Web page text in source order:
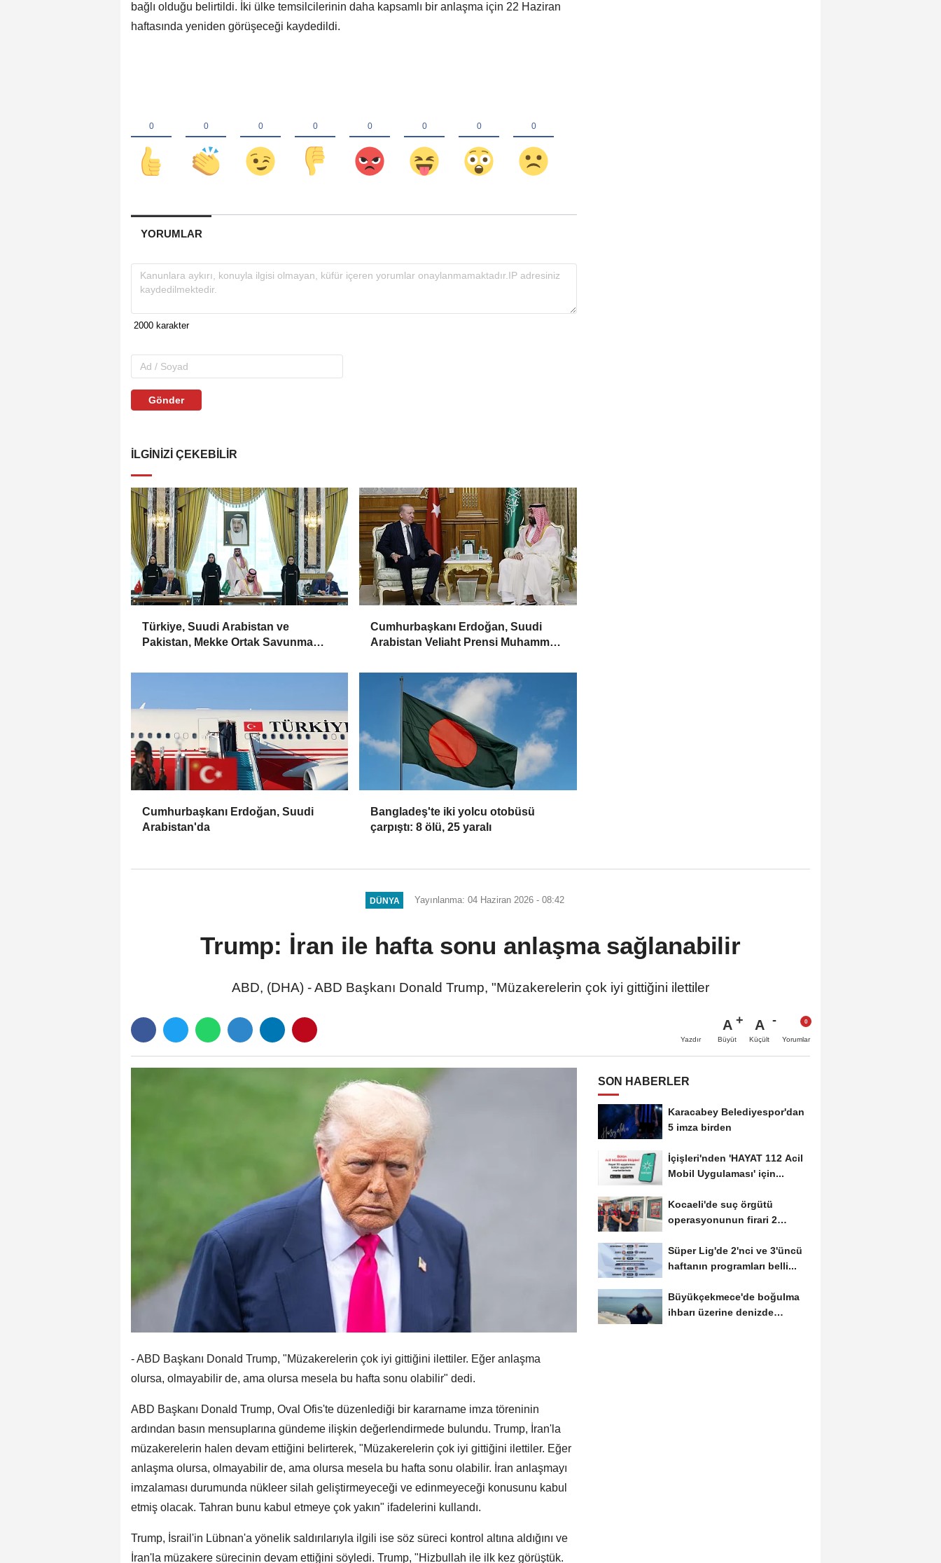
bağlı olduğu belirtildi. İki ülke temsilcilerinin daha kapsamlı bir anlaşma için 22 Haziran
haftasında yeniden görüşeceği kaydedildi.
YORUMLAR
Gönder
İLGINIZI ÇEKEBILIR
Türkiye, Suudi Arabistan ve
Pakistan, Mekke Ortak Savunma
Cumhurbaşkanı Erdoğan, Suudi
Arabistan Veliaht Prensi Muhammed
Cumhurbaşkanı Erdoğan, Suudi
Arabistan'da
Bangladeş'te iki yolcu otobüsü
çarpıştı: 8 ölü, 25 yaralı
DÜNYA Yayınlanma: 04 Haziran 2026 - 08:42
Trump: İran ile hafta sonu anlaşma sağlanabilir
ABD, (DHA) - ABD Başkanı Donald Trump, "Müzakerelerin çok iyi gittiğini ilettiler
Yazdır
A
Büyüt
A
Küçült Yorumlar
- ABD Başkanı Donald Trump, "Müzakerelerin çok iyi gittiğini ilettiler. Eğer anlaşma
olursa, olmayabilir de, ama olursa mesela bu hafta sonu olabilir" dedi.
ABD Başkanı Donald Trump, Oval Ofis'te düzenlediği bir kararname imza töreninin
ardından basın mensuplarına gündeme ilişkin değerlendirmede bulundu. Trump, İran'la
müzakerelerin halen devam ettiğini belirterek, "Müzakerelerin çok iyi gittiğini ilettiler. Eğer
anlaşma olursa, olmayabilir de, ama olursa mesela bu hafta sonu olabilir. İran anlaşmayı
imzalaması durumunda nükleer silah geliştirmeyeceği ve edinmeyeceği konusunu kabul
etmiş olacak. Tahran bunu kabul etmeye çok yakın" ifadelerini kullandı.
Trump, İsrail'in Lübnan'a yönelik saldırılarıyla ilgili ise söz süreci kontrol altına aldığını ve
İran'la müzakere sürecinin devam ettiğini söyledi. Trump, "Hizbullah ile ilk kez görüştük.
SON HABERLER
Karacabey Belediyespor'dan
5 imza birden
İçişleri'nden 'HAYAT 112 Acil
Mobil Uygulaması' için...
Kocaeli'de suç örgütü
operasyonunun firari 2
Süper Lig'de 2'nci ve 3'üncü
haftanın programları belli...
Büyükçekmece'de boğulma
ihbarı üzerine denizde